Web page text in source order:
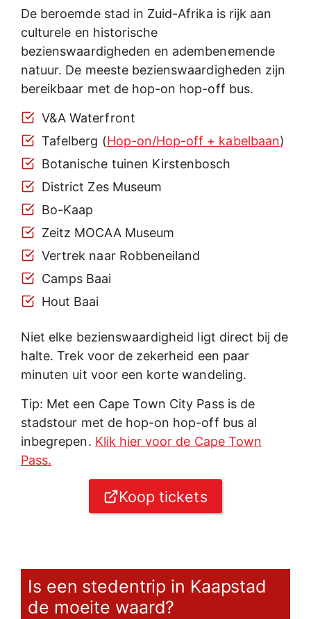
De beroemde stad in Zuid-Afrika is rijk aan
culturele en historische
bezienswaardigheden en adembenemende
natuur. De meeste bezienswaardigheden zijn
bereikbaar met de hop-on hop-off bus.
V&A Waterfront
Tafelberg (Hop-on/Hop-off + kabelbaan)
Botanische tuinen Kirstenbosch
District Zes Museum
Bo-Kaap
Zeitz MOCAA Museum
Vertrek naar Robbeneiland
Camps Baai
Hout Baai
Niet elke bezienswaardigheid ligt direct bij de
halte. Trek voor de zekerheid een paar
minuten uit voor een korte wandeling.
Tip: Met een Cape Town City Pass is de
stadstour met de hop-on hop-off bus al
inbegrepen. Klik hier voor de Cape Town
Pass.
Koop tickets
Is een stedentrip in Kaapstad
de moeite waard?